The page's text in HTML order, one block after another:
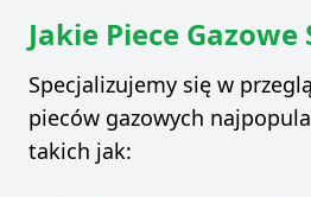
Jakie Piece
Specjalizujemy się w
pieców gazowych
takich jak: